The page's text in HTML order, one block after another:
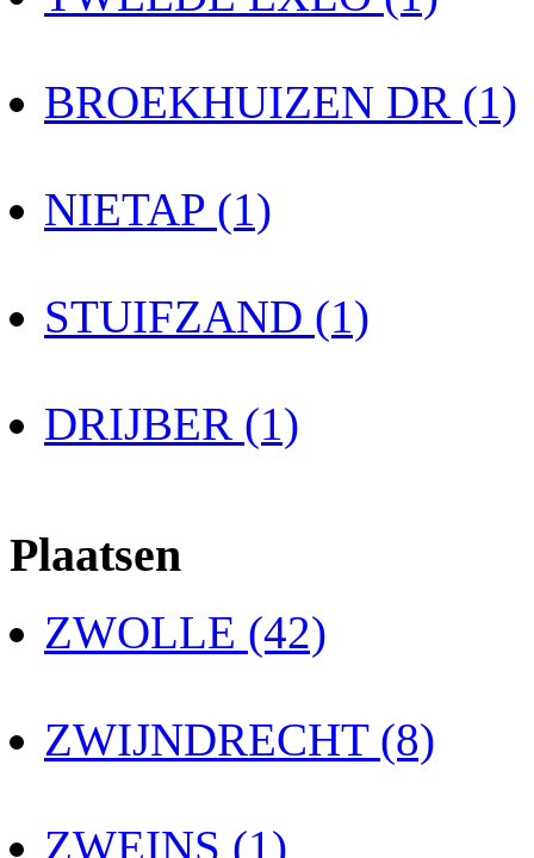
BROEKHUIZEN DR (1)
NIETAP (1)
STUIFZAND (1)
DRIJBER (1)
Plaatsen
ZWOLLE (42)
ZWIJNDRECHT (8)
ZWEINS (1)